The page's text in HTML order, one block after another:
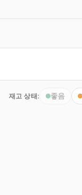
재고 상태: 좋음